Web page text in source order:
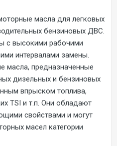
масла для легковых
бензиновых ДВС.
с высокими рабочими
интервалами замены.
масла, предназначенные
дизельных и бензиновых
впрыском топлива,
TSI и т.п. Они обладают
свойствами и могут
масел категории